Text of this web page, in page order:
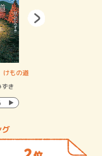
もの道
ずき
グ